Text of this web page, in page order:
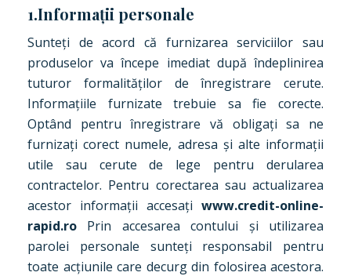
1.Informații personale
Sunteți de acord că furnizarea serviciilor sau
produselor va începe imediat după îndeplinirea
tuturor formalităților de înregistrare cerute.
Informațiile furnizate trebuie sa fie corecte.
Optând pentru înregistrare vă obligați sa ne
furnizați corect numele, adresa și alte informații
utile sau cerute de lege pentru derularea
contractelor. Pentru corectarea sau actualizarea
acestor informații accesați www.credit-online-
rapid.ro Prin accesarea contului și utilizarea
parolei personale sunteți responsabil pentru
toate acțiunile care decurg din folosirea acestora.